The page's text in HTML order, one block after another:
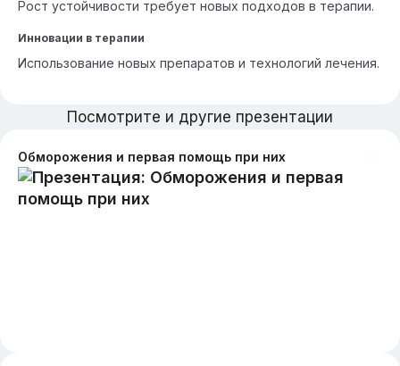
Рост устойчивости требует новых подходов в терапии.
Инновации в терапии
Использование новых препаратов и технологий лечения.
Посмотрите и другие презентации
Обморожения и первая помощь при них